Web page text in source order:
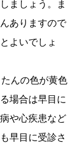
ましょう。ま
ありますので
よいでしょ
んの色が黄色
場合は早目に
や心疾患など
早目に受診さ